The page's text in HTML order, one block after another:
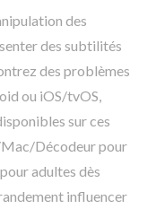
des
des subtilités
des problèmes
ou iOS/tvOS,
sur ces
Décodeur pour
adultes dès
influencer